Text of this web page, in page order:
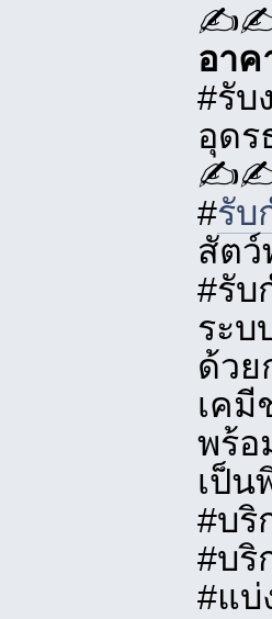
อาค
#รับ
อุดร
#รับ
สัตว์
#รับ
ระบ
ด้วย
เคมี
พร้อ
เป็น
#บริ
#บริ
#แบ่